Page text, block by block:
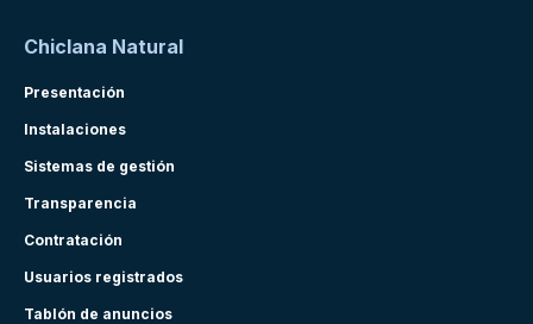
Chiclana Natural
Presentación
Instalaciones
Sistemas de gestión
Transparencia
Contratación
Usuarios registrados
Tablón de anuncios